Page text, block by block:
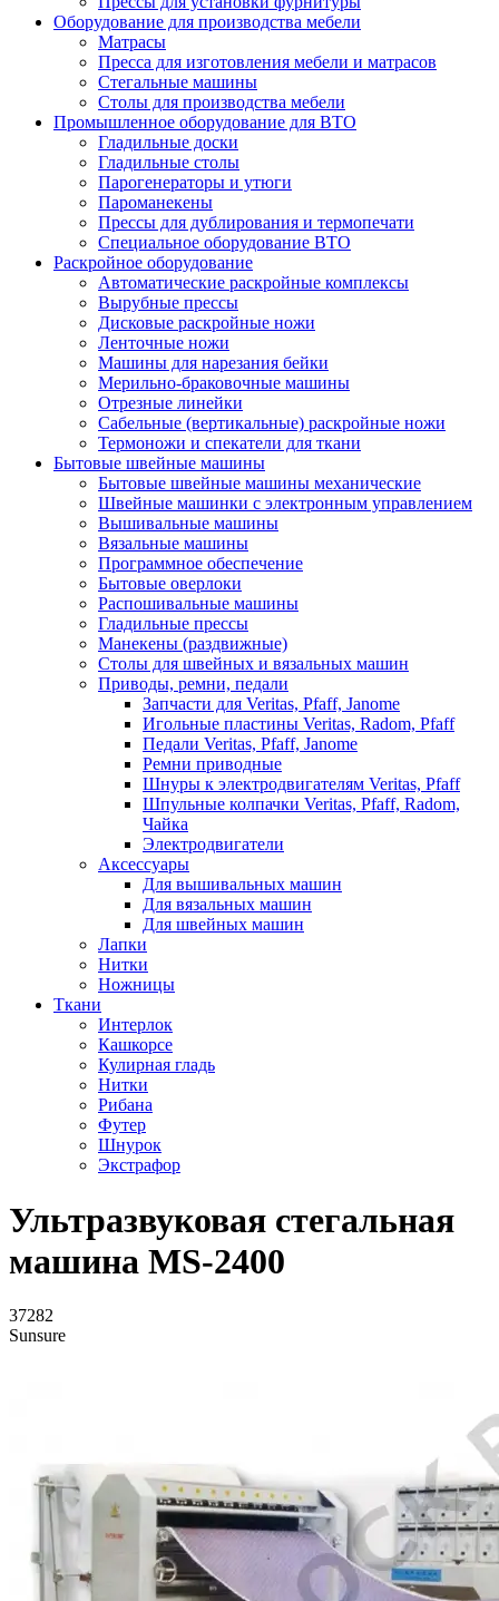
Оборудование для производства мебели
Матрасы
Пресса для изготовления мебели и матрасов
Стегальные машины
Столы для производства мебели
Промышленное оборудование для ВТО
Гладильные доски
Гладильные столы
Парогенераторы и утюги
Пароманекены
Прессы для дублирования и термопечати
Специальное оборудование ВТО
Раскройное оборудование
Автоматические раскройные комплексы
Вырубные прессы
Дисковые раскройные ножи
Ленточные ножи
Машины для нарезания бейки
Мерильно-браковочные машины
Отрезные линейки
Сабельные (вертикальные) раскройные ножи
Термоножи и спекатели для ткани
Бытовые швейные машины
Бытовые швейные машины механические
Швейные машинки с электронным управлением
Вышивальные машины
Вязальные машины
Программное обеспечение
Бытовые оверлоки
Распошивальные машины
Гладильные прессы
Манекены (раздвижные)
Столы для швейных и вязальных машин
Приводы, ремни, педали
Запчасти для Veritas, Pfaff, Janome
Игольные пластины Veritas, Radom, Pfaff
Педали Veritas, Pfaff, Janome
Ремни приводные
Шнуры к электродвигателям Veritas, Pfaff
Шпульные колпачки Veritas, Pfaff, Radom,
Чайка
Электродвигатели
Аксессуары
Для вышивальных машин
Для вязальных машин
Для швейных машин
Лапки
Нитки
Ножницы
Ткани
Интерлок
Кашкорсе
Кулирная гладь
Нитки
Рибана
Футер
Шнурок
Экстрафор
Ультразвуковая стегальная
машина MS-2400
37282
Sunsure